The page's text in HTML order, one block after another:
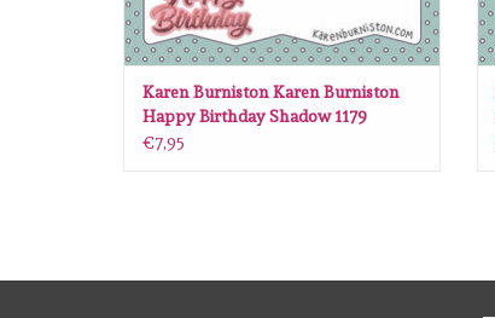
Karen Burniston Karen Burniston
Happy Birthday Shadow 1179
€7,95